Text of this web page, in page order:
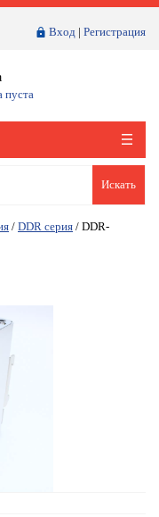
Вход | Регистрация
пуста
Искать
/ DDR серия / DDR-